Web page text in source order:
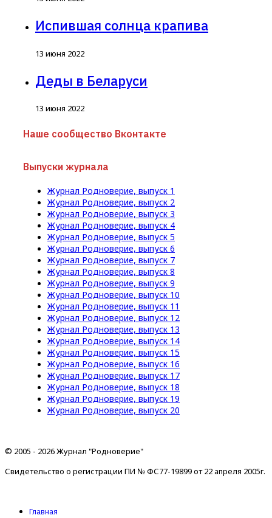
Испившая солнца крапива
13 июня 2022
Деды в Беларуси
13 июня 2022
Наше сообщество Вконтакте
Выпуски журнала
Журнал Родноверие, выпуск 1
Журнал Родноверие, выпуск 2
Журнал Родноверие, выпуск 3
Журнал Родноверие, выпуск 4
Журнал Родноверие, выпуск 5
Журнал Родноверие, выпуск 6
Журнал Родноверие, выпуск 7
Журнал Родноверие, выпуск 8
Журнал Родноверие, выпуск 9
Журнал Родноверие, выпуск 10
Журнал Родноверие, выпуск 11
Журнал Родноверие, выпуск 12
Журнал Родноверие, выпуск 13
Журнал Родноверие, выпуск 14
Журнал Родноверие, выпуск 15
Журнал Родноверие, выпуск 16
Журнал Родноверие, выпуск 17
Журнал Родноверие, выпуск 18
Журнал Родноверие, выпуск 19
Журнал Родноверие, выпуск 20
© 2005 - 2026 Журнал "Родноверие"
Свидетельство о регистрации ПИ № ФС77-19899 от 22 апреля 2005г.
Главная